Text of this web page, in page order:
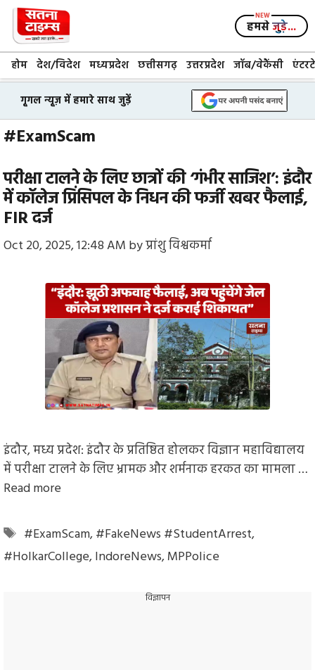
Skip
content
हमसेजुड़े...
होम देश/विदेश मध्यप्रदेश छत्तीसगढ़ उत्तरप्रदेश जॉब/वेकैंसी
गूगल न्यूज़ में हमारे साथ जुड़ें
#ExamScam
परीक्षा टालने के लिए छात्रों की ‘गंभीर साजिश’: इंदौर
में कॉलेज प्रिंसिपल के निधन की फर्जी खबर फैलाई,
FIR दर्ज
Oct 20, 2025, 12:48 AM byप्रांशु विश्वकर्मा
इंदौर, मध्य प्रदेश: इंदौर के प्रतिष्ठित होलकर विज्ञान महाविद्यालय
में परीक्षा टालने के लिए भ्रामक और शर्मनाक हरकत का मामला …
Read more
Tags
#ExamScam,#FakeNews #StudentArrest,
#HolkarCollege,IndoreNews,MPPolice
विज्ञापन